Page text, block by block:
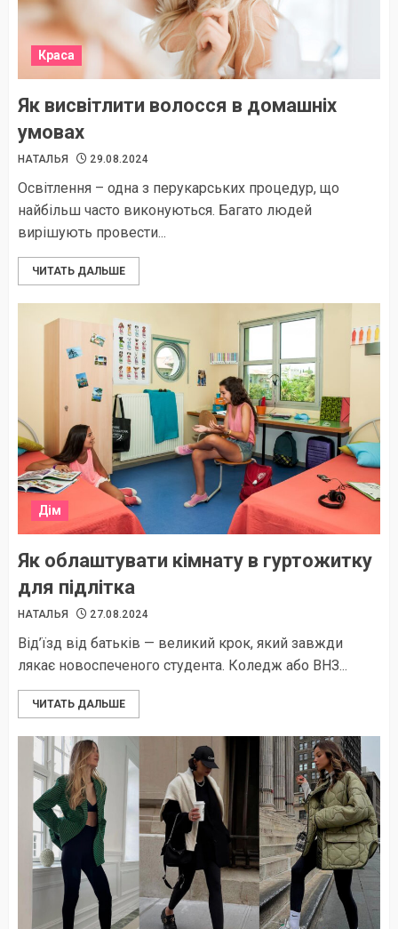
Краса
Як висвітлити волосся в домашніх
умовах
НАТАЛЬЯ 29.08.2024
Освітлення – одна з перукарських процедур, що
найбільш часто виконуються. Багато людей
вирішують провести...
ЧИТАТЬ ДАЛЬШЕ
Дім
Як облаштувати кімнату в гуртожитку
для підлітка
НАТАЛЬЯ 27.08.2024
Від’їзд від батьків — великий крок, який завжди
лякає новоспеченого студента. Коледж або ВНЗ...
ЧИТАТЬ ДАЛЬШЕ